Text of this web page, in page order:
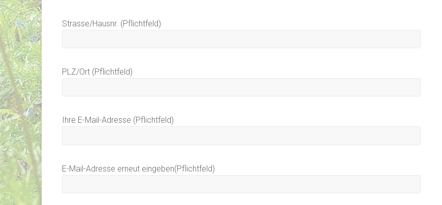
Strasse/Hausnr. (Pflichtfeld)
PLZ/Ort (Pflichtfeld)
Ihre E-Mail-Adresse (Pflichtfeld)
E-Mail-Adresse erneut eingeben(Pflichtfeld)